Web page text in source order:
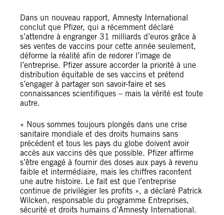
Dans un nouveau rapport, Amnesty International
conclut que Pfizer, qui a récemment déclaré
s’attendre à engranger 31 milliards d’euros grâce à
ses ventes de vaccins pour cette année seulement,
déforme la réalité afin de redorer l’image de
l’entreprise. Pfizer assure accorder la priorité à une
distribution équitable de ses vaccins et prétend
s’engager à partager son savoir-faire et ses
connaissances scientifiques – mais la vérité est toute
autre.
« Nous sommes toujours plongés dans une crise
sanitaire mondiale et des droits humains sans
précédent et tous les pays du globe doivent avoir
accès aux vaccins dès que possible. Pfizer affirme
s’être engagé à fournir des doses aux pays à revenu
faible et intermédiaire, mais les chiffres racontent
une autre histoire. Le fait est que l’entreprise
continue de privilégier les profits », a déclaré Patrick
Wilcken, responsable du programme Entreprises,
sécurité et droits humains d’Amnesty International.